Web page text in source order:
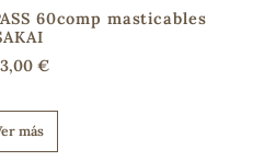
60comp masticables
€
más